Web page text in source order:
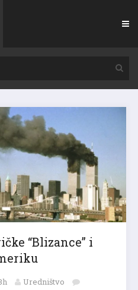
“Blizance” i
Uredništvo